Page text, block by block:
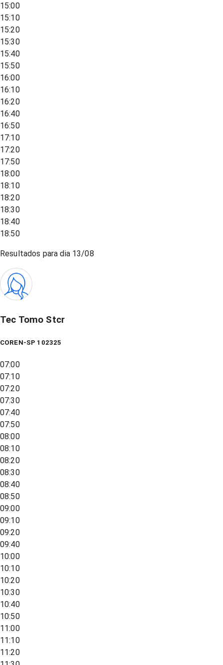
15:00
15:10
15:20
15:30
15:40
15:50
16:00
16:10
16:20
16:40
16:50
17:10
17:20
17:50
18:00
18:10
18:20
18:30
18:40
18:50
Resultados para dia 13/08
Tec Tomo Stcr
COREN-SP 102325
07:00
07:10
07:20
07:30
07:40
07:50
08:00
08:10
08:20
08:30
08:40
08:50
09:00
09:10
09:20
09:40
10:00
10:10
10:20
10:30
10:40
10:50
11:00
11:10
11:20